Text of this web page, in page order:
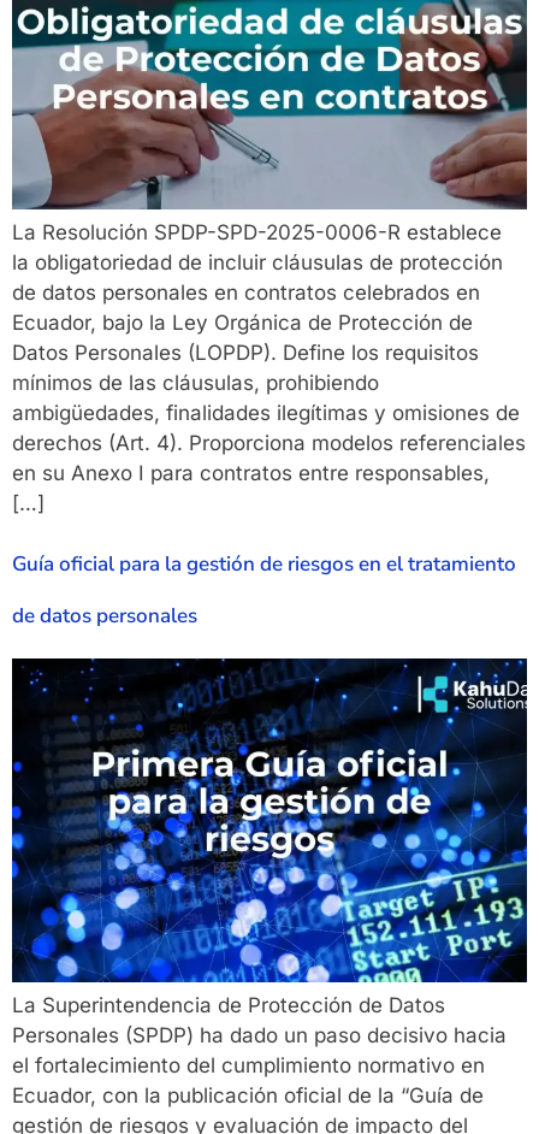
La Resolución SPDP-SPD-2025-0006-R establece
la obligatoriedad de incluir cláusulas de protección
de datos personales en contratos celebrados en
Ecuador, bajo la Ley Orgánica de Protección de
Datos Personales (LOPDP). Define los requisitos
mínimos de las cláusulas, prohibiendo
ambigüedades, finalidades ilegítimas y omisiones de
derechos (Art. 4). Proporciona modelos referenciales
en su Anexo I para contratos entre responsables,
[…]
Guía oficial para la gestión de riesgos en el tratamiento
de datos personales
La Superintendencia de Protección de Datos
Personales (SPDP) ha dado un paso decisivo hacia
el fortalecimiento del cumplimiento normativo en
Ecuador, con la publicación oficial de la “Guía de
gestión de riesgos y evaluación de impacto del